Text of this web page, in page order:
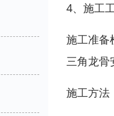
4、施工
施工准备
三角龙骨
施工方法